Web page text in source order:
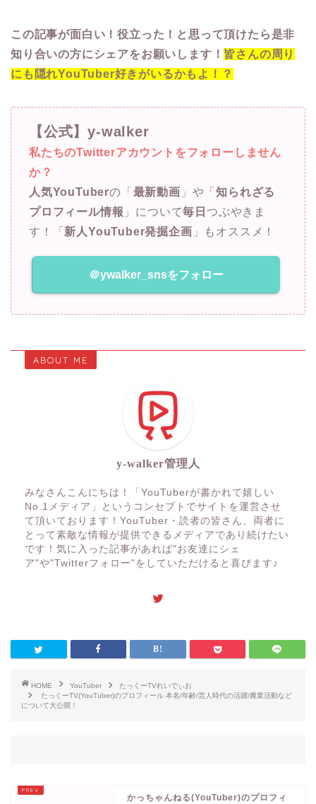
この記事が面白い！役立った！と思って頂けたら是非
知り合いの方にシェアをお願いします！ 皆さんの周り
にも隠れYouTuber好きがいるかもよ！？
【公式】y-walker
私たちのTwitterアカウントをフォローしません
か？
人気YouTuberの「 最新動画 」や「知られざる
プロフィール情報 」について毎日つぶやきま
す！「新人YouTuber発掘企画 」もオススメ！
＠ywalker_snsをフォロー
ABOUT ME
y-walker管理人
みなさんこんにちは！「YouTuberが書かれて嬉しい
No.1メディア」というコンセプトでサイトを運営させ
て頂いております！YouTuber・読者の皆さん、両者に
とって素敵な情報が提供できるメディアであり続けたい
です！気に入った記事があれば"お友達にシェ
ア"や"Twitterフォロー"をしていただけると喜びます♪
HOME YouTuber
たっくーTVれいでぃお
たっくーTV(YouTuber)のプロフィール 本名/年齢/芸人時代の活躍/農業活動など
について大公開！
かっちゃんねる(YouTuber)のプロフィ